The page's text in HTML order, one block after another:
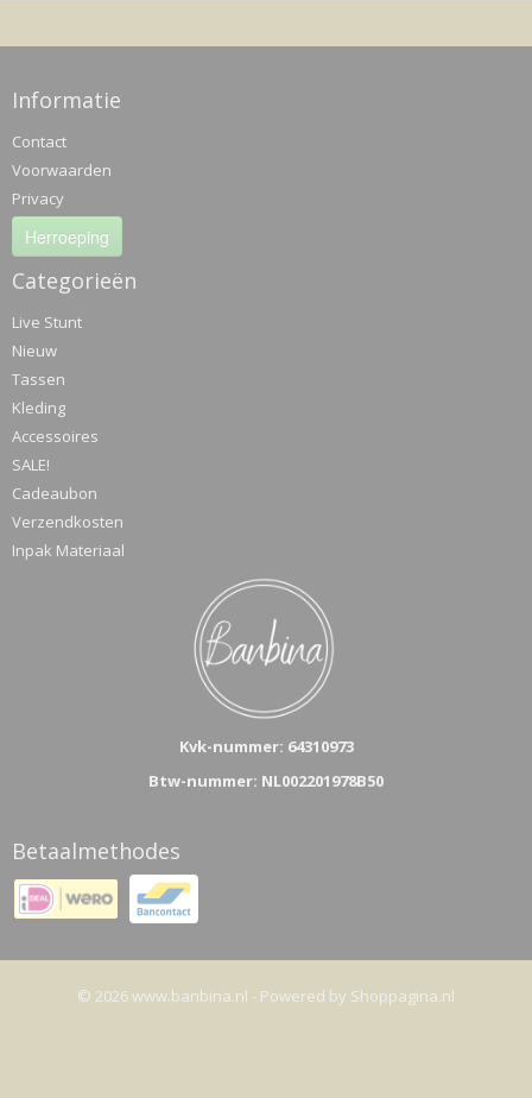
Informatie
Contact
Voorwaarden
Privacy
Herroeping
Categorieën
Live Stunt
Nieuw
Tassen
Kleding
Accessoires
SALE!
Cadeaubon
Verzendkosten
Inpak Materiaal
Kvk-nummer: 64310973
Btw-nummer: NL002201978B50
Betaalmethodes
© 2026 www.banbina.nl - Powered by Shoppagina.nl